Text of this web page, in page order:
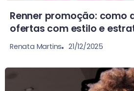
Renner promoção: como
ofertas com estilo e
Renata Martins 21/12/2025